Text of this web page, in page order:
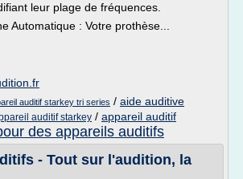
leur plage de fréquences.
Automatique : Votre prothèse...
auditif starkey tri series / aide auditive
auditif starkey / appareil auditif
des appareils auditifs
- Tout sur l'audition, la